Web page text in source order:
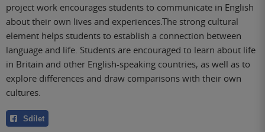
project work encourages students to communicate in English
about their own lives and experiences.The strong cultural
element helps students to establish a connection between
language and life. Students are encouraged to learn about life
in Britain and other English-speaking countries, as well as to
explore differences and draw comparisons with their own
cultures.
Sdílet